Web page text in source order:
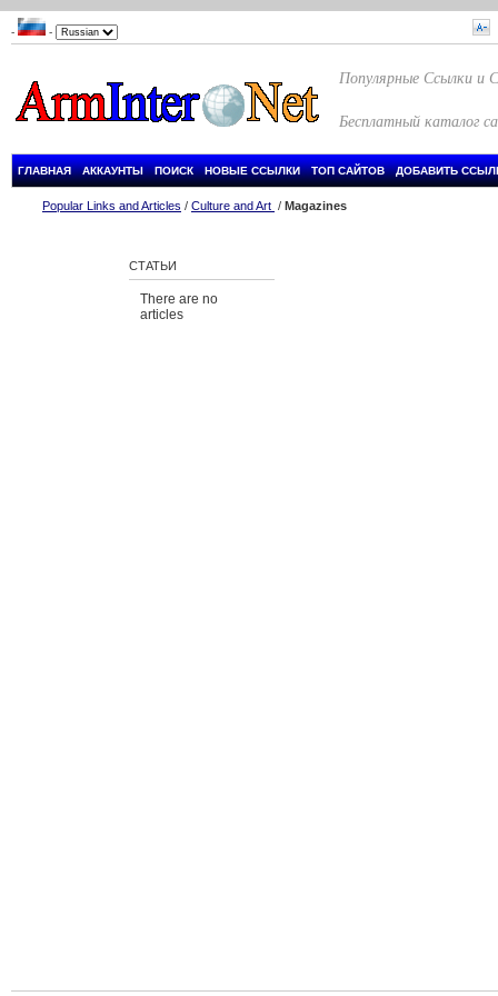
- -
Популярные Ссылки и
Бесплатный каталог
ГЛАВНАЯ АККАУНТЫ ПОИСК НОВЫЕ ССЫЛКИ ТОП САЙТОВ ДОБАВИТЬ
Popular Links and Articles / Culture and Art / Magazines
СТАТЬИ
There are no
articles